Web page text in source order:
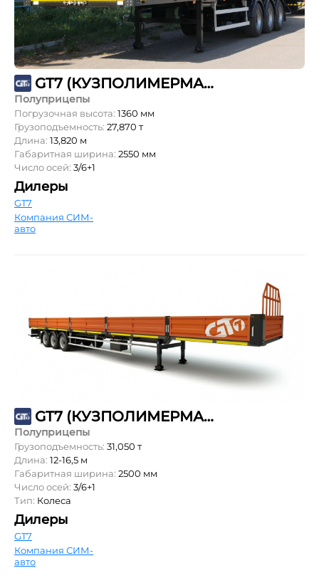
GT7 (КУЗПОЛИМЕРМАШ) ППБ-28
Полуприцепы
Погрузочная высота: 1360 мм
Грузоподъемность: 27,870 т
Длина: 13,820 м
Габаритная ширина: 2550 мм
Число осей: 3/6+1
Дилеры
GT7
Компания СИМ-
авто
GT7 (КУЗПОЛИМЕРМАШ) ППБ-31
Полуприцепы
Грузоподъемность: 31,050 т
Длина: 12-16,5 м
Габаритная ширина: 2500 мм
Число осей: 3/6+1
Тип: Колеса
Дилеры
GT7
Компания СИМ-
авто